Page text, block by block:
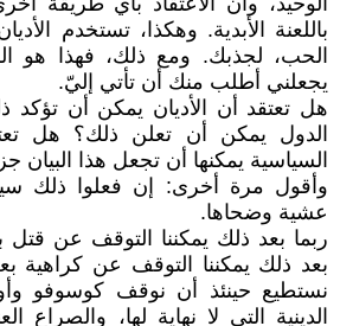
باللعنة الأبدية. وهكذا، تستخدم
الحب، لجذبك. ومع ذلك، فهذا هو
يجعلني أطلب منك أن تأتي إليّ.
هل تعتقد أن الأديان يمكن أن تؤكد
الدول يمكن أن تعلن ذلك؟ هل
السياسية يمكنها أن تجعل هذا البيان
وأقول مرة أخرى: إن فعلوا ذلك
عشية وضحاها.
ربما بعد ذلك يمكننا التوقف عن قتل
بعد ذلك يمكننا التوقف عن كراهية
نستطيع حينئذ أن نوقف كوسوفو
الدينية التي لا نهاية لها، والصراع